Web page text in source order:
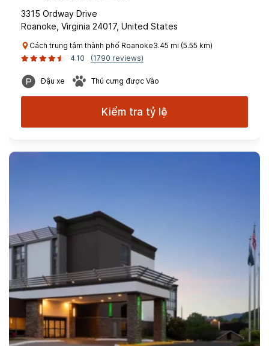
3315 Ordway Drive
Roanoke, Virginia 24017, United States
Cách trung tâm thành phố Roanoke3.45 mi (5.55 km)
4.10
(1790 reviews)
Đậu xe Thú cưng được Vào
Kiểm tra tỷ lệ